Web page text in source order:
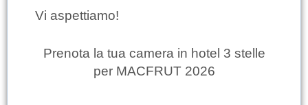
Vi aspettiamo!
Prenota la tua camera in hotel 3 stelle
per MACFRUT 2026